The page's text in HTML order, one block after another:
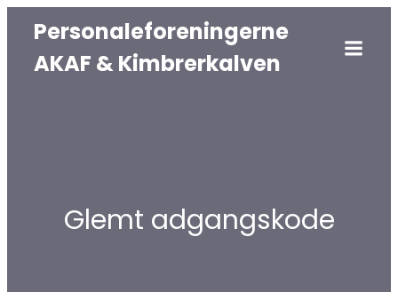
Personaleforeningerne
AKAF & Kimbrerkalven
Glemt adgangskode